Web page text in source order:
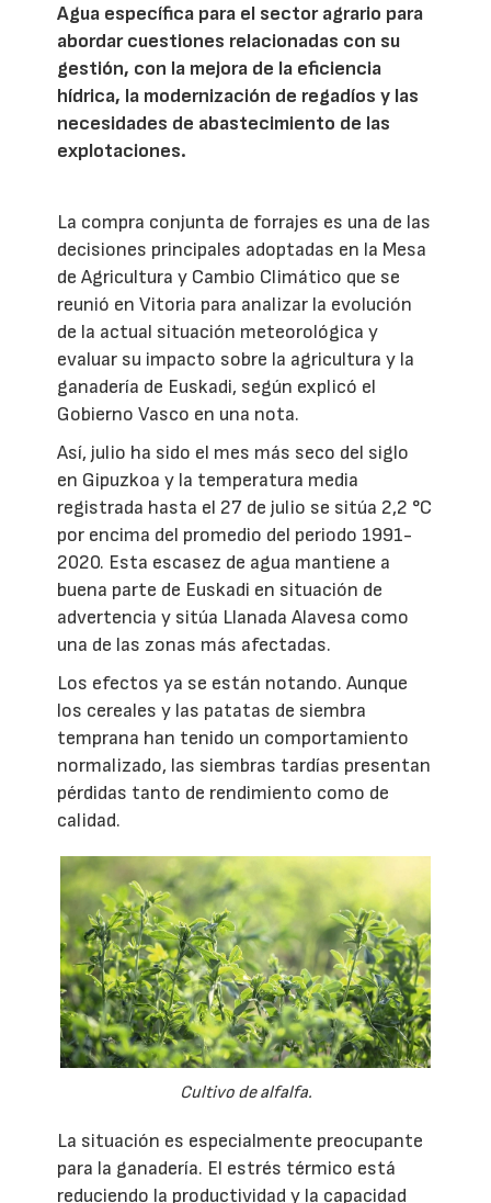
Agua específica para el sector agrario para
abordar cuestiones relacionadas con su
gestión, con la mejora de la eficiencia
hídrica, la modernización de regadíos y las
necesidades de abastecimiento de las
explotaciones.
La compra conjunta de forrajes es una de las
decisiones principales adoptadas en la Mesa
de Agricultura y Cambio Climático que se
reunió en Vitoria para analizar la evolución
de la actual situación meteorológica y
evaluar su impacto sobre la agricultura y la
ganadería de Euskadi, según explicó el
Gobierno Vasco en una nota.
Así, julio ha sido el mes más seco del siglo
en Gipuzkoa y la temperatura media
registrada hasta el 27 de julio se sitúa 2,2 °C
por encima del promedio del periodo 1991-
2020. Esta escasez de agua mantiene a
buena parte de Euskadi en situación de
advertencia y sitúa Llanada Alavesa como
una de las zonas más afectadas.
Los efectos ya se están notando. Aunque
los cereales y las patatas de siembra
temprana han tenido un comportamiento
normalizado, las siembras tardías presentan
pérdidas tanto de rendimiento como de
calidad.
Cultivo de alfalfa.
La situación es especialmente preocupante
para la ganadería. El estrés térmico está
reduciendo la productividad y la capacidad